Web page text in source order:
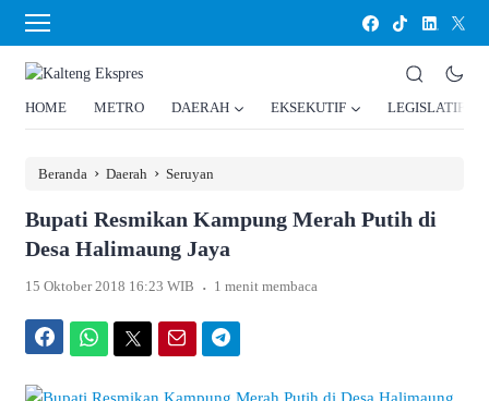
HOME METRO DAERAH EKSEKUTIF LEGISLATIF
Beranda › Daerah › Seruyan
Bupati Resmikan Kampung Merah Putih di
Desa Halimaung Jaya
15 Oktober 2018 16:23 WIB . 1 menit membaca